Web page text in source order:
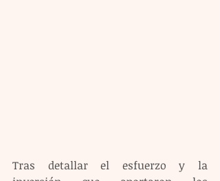
Tras detallar el esfuerzo y la